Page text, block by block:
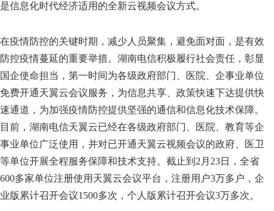
是信息化时代经济适用的全新云视频会议方式。
在疫情防控的关键时期，减少人员聚集，避免面对面，是有效
防控疫情蔓延的重要举措。湖南电信积极履行社会责任，彰显
国企使命担当，第一时间为各级政府部门、医院、企事业单位
免费开通天翼云会议服务，为信息共享、政策快速下达提供快
速通道，为加强疫情防控提供坚强的通信和信息化技术保障。
目前，湖南电信天翼云已经在各级政府部门、医院、教育等企
事业单位广泛使用，并对已开通天翼云视频会议的政府、医卫
等单位开展全程服务保障和技术支持。截止到2月23日，全省
600多家单位注册使用天翼云会议平台，注册用户3万多户，企
业版累计召开会议1500多次，个人版累计召开会议3万多次。